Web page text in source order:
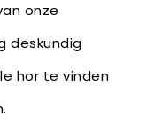
onze
deskundig
hor te vinden